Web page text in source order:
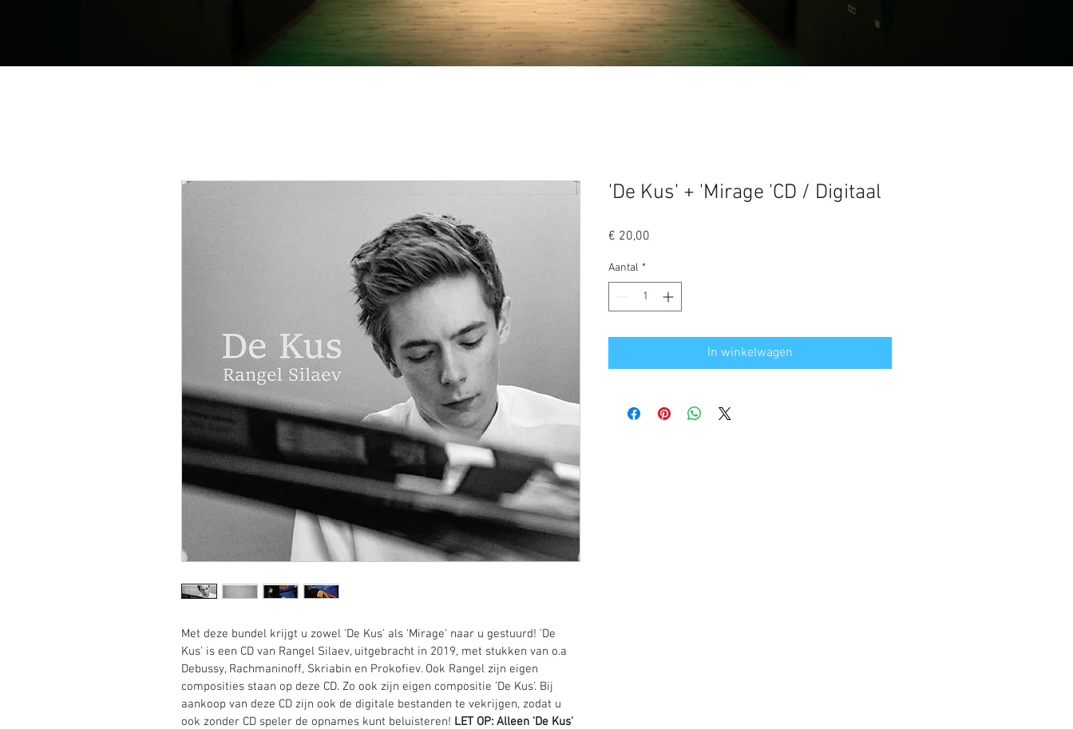
Met deze bundel krijgt u zowel 'De Kus' als 'Mirage' naar u gestuurd! 'De
Kus' is een CD van Rangel Silaev, uitgebracht in 2019, met stukken van o.a
Debussy, Rachmaninoff, Skriabin en Prokofiev. Ook Rangel zijn eigen
composities staan op deze CD. Zo ook zijn eigen compositie 'De Kus'. Bij
aankoop van deze CD zijn ook de digitale bestanden te vekrijgen, zodat u
ook zonder CD speler de opnames kunt beluisteren! LET OP: Alleen 'De Kus'
'De Kus' + 'Mirage 'CD / Digitaal
€ 20,00
Aantal *
In winkelwagen